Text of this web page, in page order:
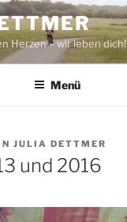
Herzen – wir leben dich!
Menü
JULIA DETTMER
und 2016